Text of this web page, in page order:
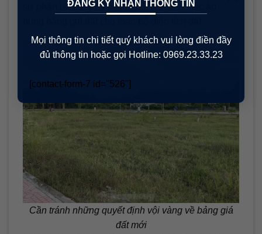
ĐĂNG KÝ NHẬN THÔNG TIN
Mọi thông tin chi tiết quý khách vui lòng điền đầy
đủ thông tin hoặc gọi Hotline: 0969.23.33.23
[contact-form-7 id="526"]
sự phân biệt này đã bị xóa bỏ, dẫn đến việc áp
Cần tránh những quyết định vội vàng về bảng giá
đất mới